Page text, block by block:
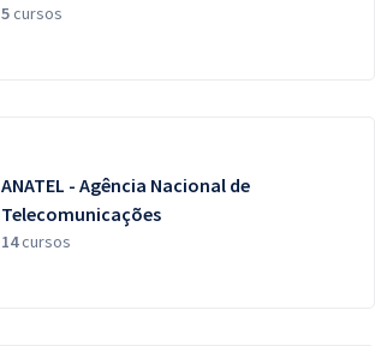
5cursos
ANATEL - Agência Nacional de
Telecomunicações
14cursos